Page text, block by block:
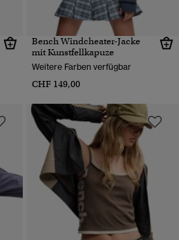
Bench Windcheater-Jacke
mit Kunstfellkapuze
Weitere Farben verfügbar
CHF 149,00